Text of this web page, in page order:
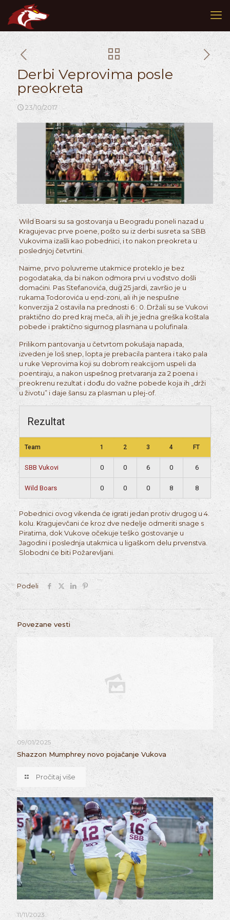
Derbi Veprovima posle
preokreta
23/10/2017
Wild Boarsi su sa gostovanja u Beogradu poneli nazad u
Kragujevac prve poene, pošto su iz derbi susreta sa SBB
Vukovima izašli kao pobednici, i to nakon preokreta u
poslednjoj četvrtini.
Naime, prvo poluvreme utakmice proteklo je bez
pogodataka, da bi nakon odmora prvi u vođstvo došli
domaćini. Pas Stefanovića, dug 25 jardi, završio je u
rukama Todorovića u end-zoni, ali ih je nespušne
konverzija 2 ostavila na prednosti 6 : 0. Držali su se Vukovi
praktično do pred kraj meča, ali ih je jedna greška koštala
pobede i praktično sigurnog plasmana u polufinala.
Prilikom pantovanja u četvrtom pokušaja napada,
izveden je loš snep, lopta je prebacila pantera i tako pala
u ruke Veprovima koji su dobrom reakcijom uspeli da
poentiraju, a nakon uspešnog pretvaranja za 2 poena i
preokrenu rezultat i dođu do važne pobede koja ih „drži
u životu” i daje šansu za plasman u plej-of.
Rezultat
Team 1 2 3 4 FT
SBB Vukovi 0 0 6 0 6
Wild Boars 0 0 0 8 8
Pobednici ovog vikenda će igrati jedan protiv drugog u 4.
kolu. Kragujevčani će kroz dve nedelje odmeriti snage s
Piratima, dok Vukove očekuje teško gostovanje u
Jagodini i poslednja utakmica u ligaškom delu prvenstva.
Slobodni će biti Požarevljani.
Podeli
Povezane vesti
09/01/2025
Shazzon Mumphrey novo pojačanje Vukova
Pročitaj više
11/11/2023